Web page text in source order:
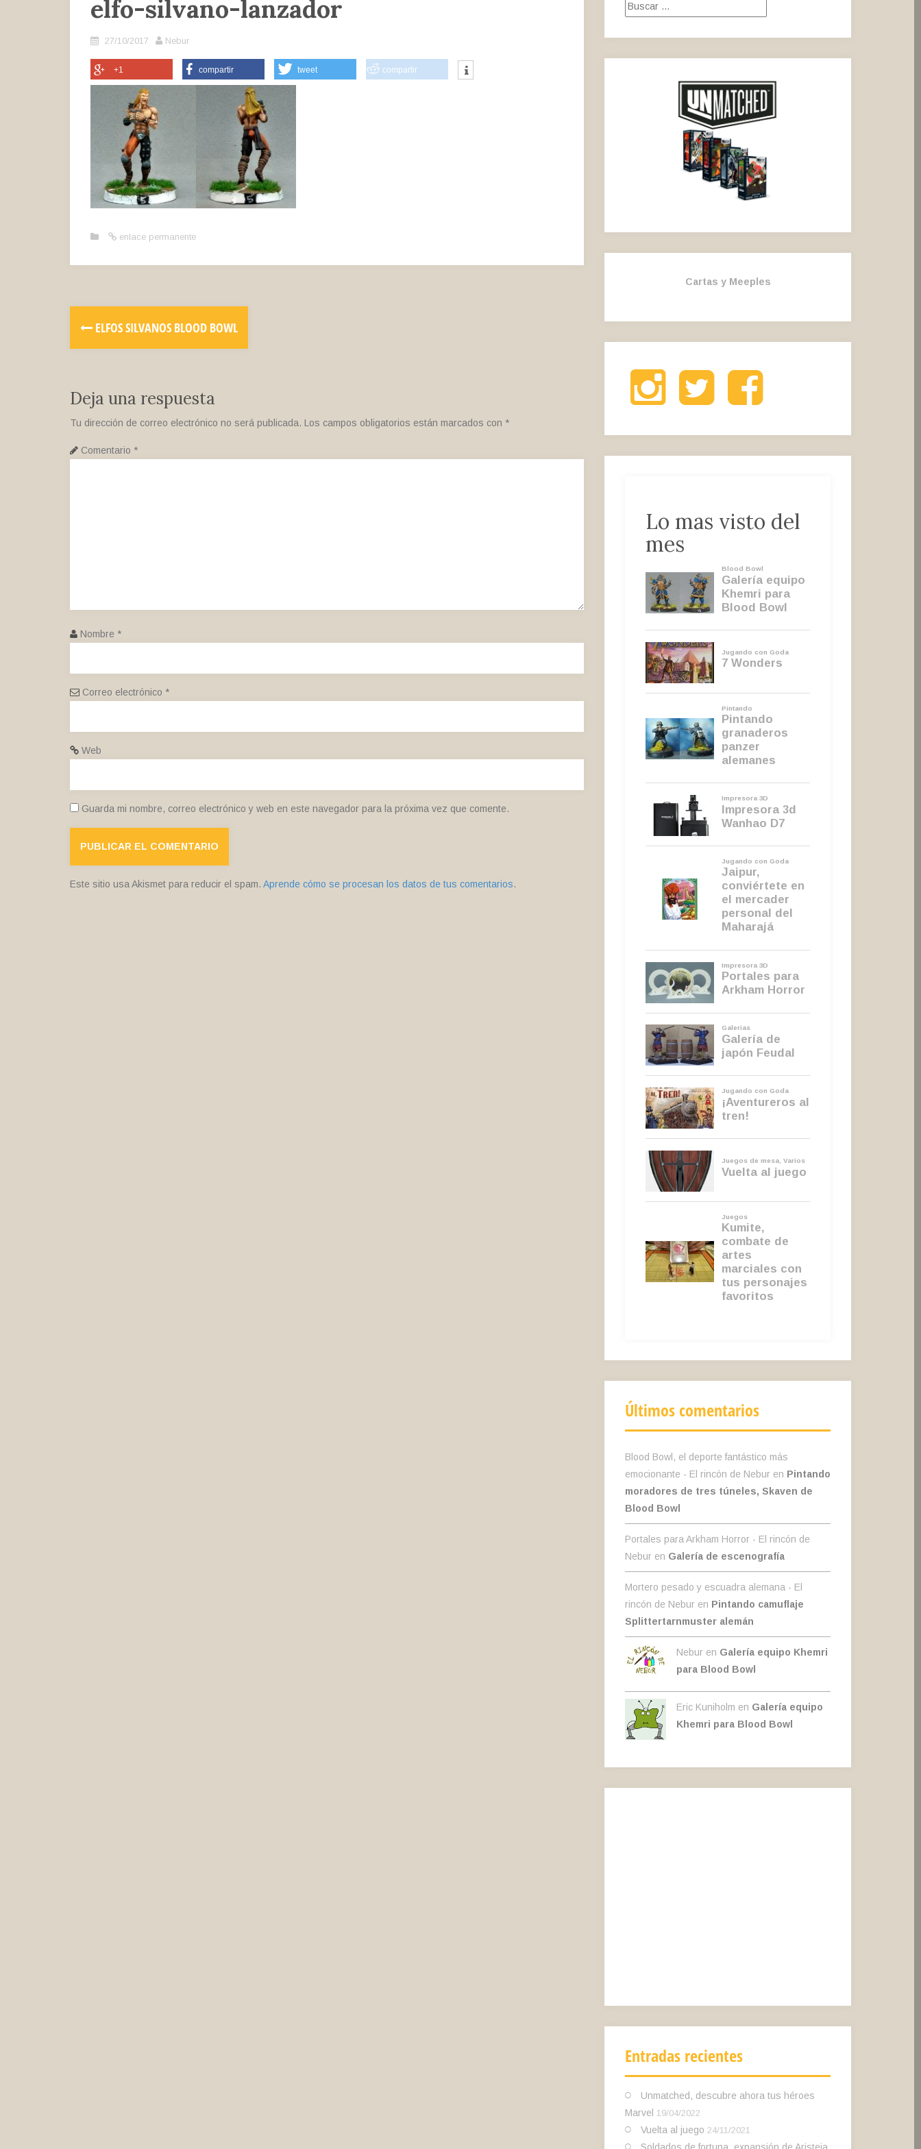
elfo-silvano-lanzador
27/10/2017 Nebur
+1 compartir tweet compartir
enlace permanente
ELFOS SILVANOS BLOOD BOWL
Deja una respuesta
Tu dirección de correo electrónico no será publicada. Los campos obligatorios están marcados con *
Comentario *
Nombre *
Correo electrónico *
Web
Guarda mi nombre, correo electrónico y web en este navegador para la próxima vez que comente.
Este sitio usa Akismet para reducir el spam. Aprende cómo se procesan los datos de tus comentarios.
Buscar:
Cartas y Meeples
Instagram Twitter Facebook
Lo mas visto del
mes
Últimos comentarios
Blood Bowl, el deporte fantástico más
emocionante - El rincón de Nebur en Pintando
moradores de tres túneles, Skaven de
Blood Bowl
Portales para Arkham Horror - El rincón de
Nebur en Galería de escenografía
Mortero pesado y escuadra alemana - El
rincón de Nebur en Pintando camuflaje
Splittertarnmuster alemán
Nebur en Galería equipo Khemri
para Blood Bowl
Eric Kuniholm en Galería equipo
Khemri para Blood Bowl
Entradas recientes
Unmatched, descubre ahora tus héroes
Marvel 19/04/2022
Vuelta al juego 24/11/2021
Soldados de fortuna, expansión de Aristeia